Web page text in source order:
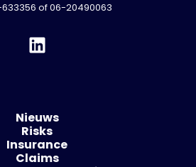
of06-20490063
Nieuws
Risks
Insurance
Claims